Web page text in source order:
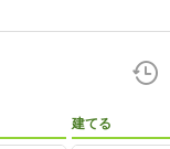
建てる